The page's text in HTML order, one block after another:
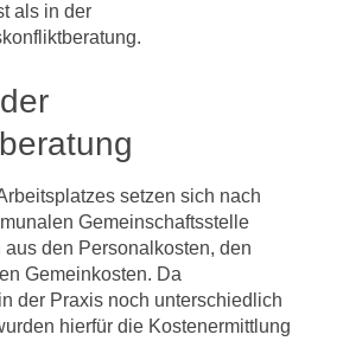
als in der
setzen sich nach
Ge­meinschaftsstelle
aus den Personalkosten, den
Gemeinkosten. Da
der Praxis noch unterschiedlich
hierfür die Kostenermittlung